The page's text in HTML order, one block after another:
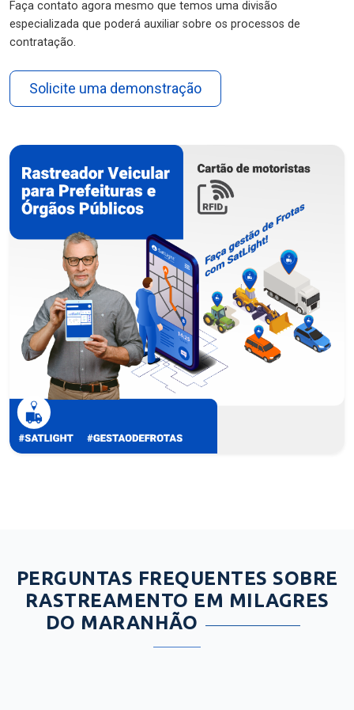
Faça contato agora mesmo que temos uma divisão
especializada que poderá auxiliar sobre os processos de
contratação.
Solicite uma demonstração
PERGUNTAS FREQUENTES SOBRE
RASTREAMENTO EM MILAGRES
DO MARANHÃO